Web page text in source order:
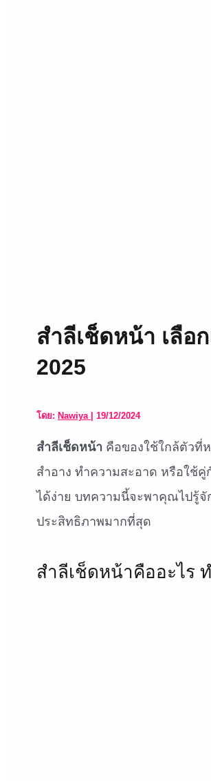
สำลีเช็ดหน้า เลือ
2025
โดย: Nawiya 19/12/2024
สำลีเช็ดหน้า คือของใช้ใกล้ตัวที่
สำอาง ทำความสะอาด หรือใช้คู่
ได้ง่าย บทความนี้จะพาคุณไปรู้จั
ประสิทธิภาพมากที่สุด
สำลีเช็ดหน้าคืออะไร